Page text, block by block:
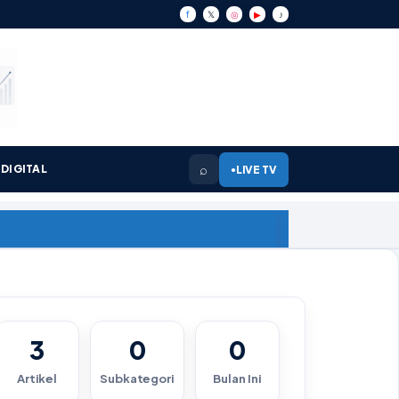
f 𝕏 ◎ ▶ ♪
⌕ ●LIVE TV
3
Artikel
0
Subkategori
0
Bulan Ini